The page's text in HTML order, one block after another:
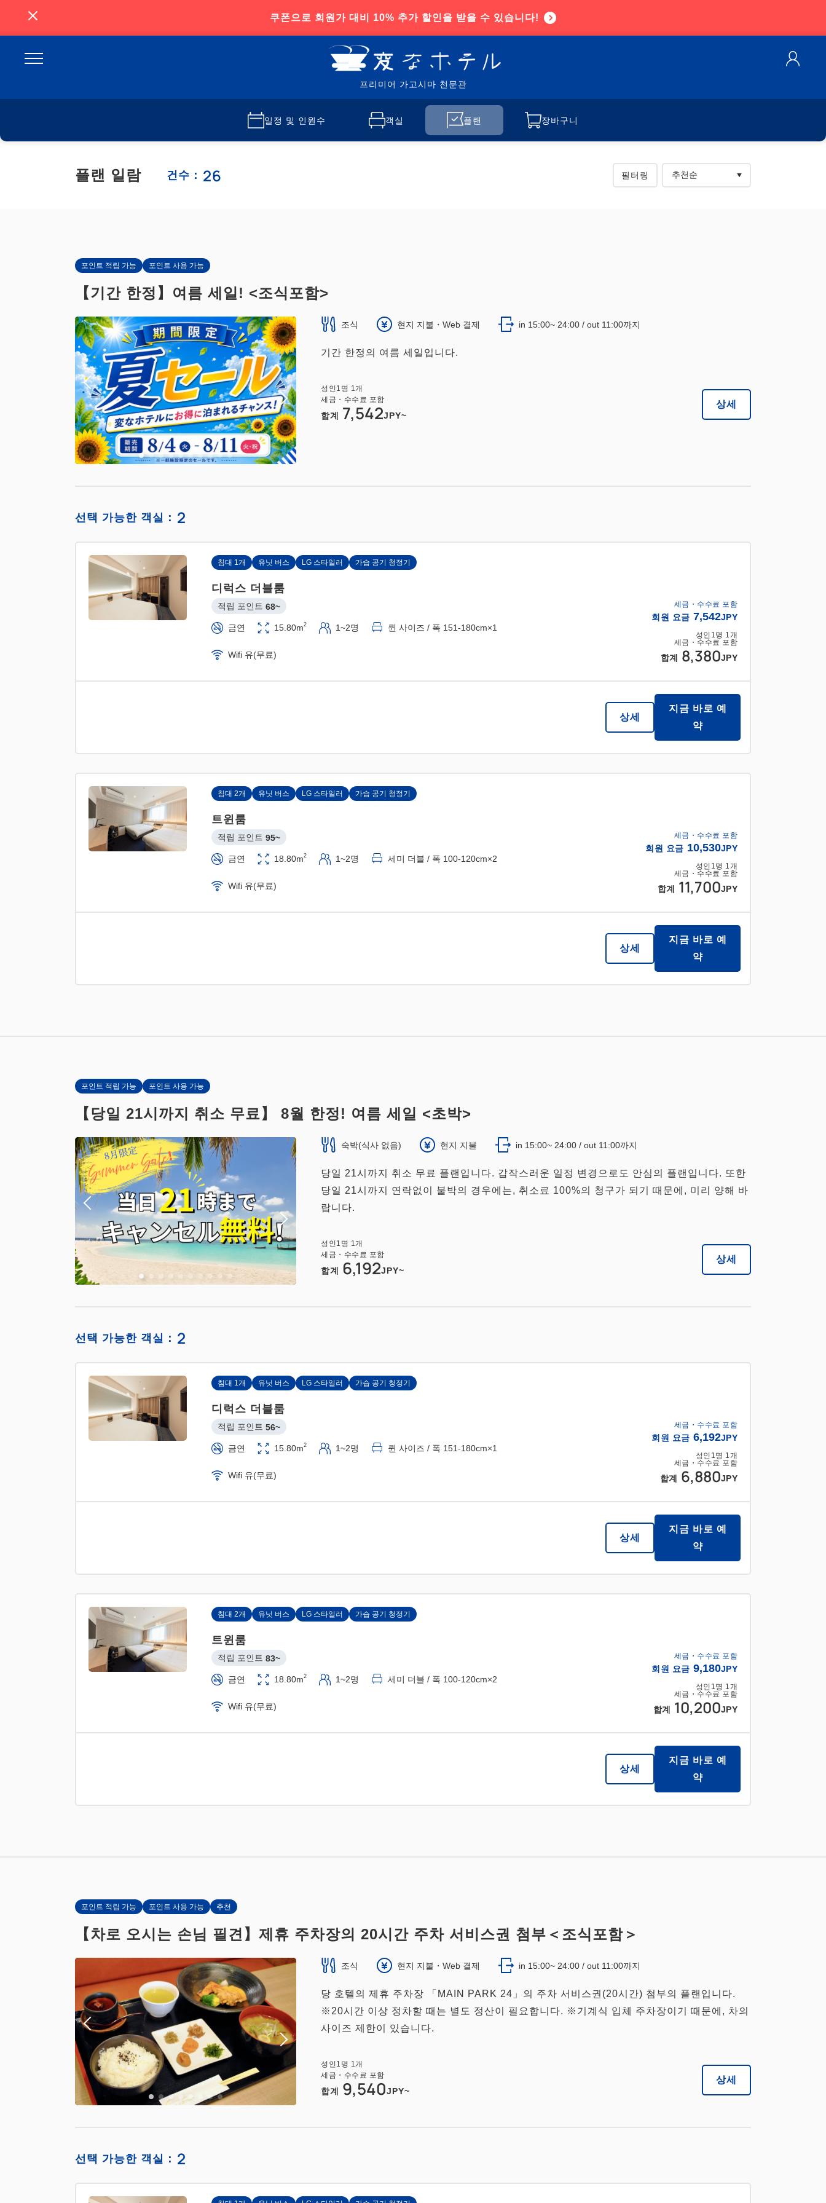
쿠폰으로 회원가 대비 10% 추가 할인을 받을 수 있습니다!
프리미어 가고시마 천문관
일정 및 인원수 객실 플랜 장바구니
플랜 일람 건수： 26 필터링
포인트 적립 가능 포인트 사용 가능
【기간 한정】여름 세일! <조식포함>
조식 현지 지불・Web 결제 in 15:00~ 24:00 / out 11:00까지
기간 한정의 여름 세일입니다.
성인 1 명 1개
세금・수수료 포함
합계 7,542JPY~
상세
선택 가능한 객실： 2
세금・수수료 포함
회원 요금 7,542JPY
성인 1명 1개
세금・수수료 포함
합계 8,380JPY
침대 1개 유닛 버스 LG 스타일러 가습 공기 청정기
디럭스 더블룸
적립 포인트 68~
금연 15.80m2 1~2명 퀸 사이즈 / 폭 151-180cm×1
Wifi 유(무료)
상세
지금 바로 예
약
세금・수수료 포함
회원 요금 10,530JPY
성인 1명 1개
세금・수수료 포함
합계 11,700JPY
침대 2개 유닛 버스 LG 스타일러 가습 공기 청정기
트윈룸
적립 포인트 95~
금연 18.80m2 1~2명 세미 더블 / 폭 100-120cm×2
Wifi 유(무료)
상세
지금 바로 예
약
포인트 적립 가능 포인트 사용 가능
【당일 21시까지 취소 무료】 8월 한정! 여름 세일 <초박>
숙박(식사 없음) 현지 지불 in 15:00~ 24:00 / out 11:00까지
당일 21시까지 취소 무료 플랜입니다. 갑작스러운 일정 변경으로도 안심의 플랜입니다. 또한
당일 21시까지 연락없이 불박의 경우에는, 취소료 100%의 청구가 되기 때문에, 미리 양해 바
랍니다.
성인 1 명 1개
세금・수수료 포함
합계 6,192JPY~
상세
선택 가능한 객실： 2
세금・수수료 포함
회원 요금 6,192JPY
성인 1명 1개
세금・수수료 포함
합계 6,880JPY
침대 1개 유닛 버스 LG 스타일러 가습 공기 청정기
디럭스 더블룸
적립 포인트 56~
금연 15.80m2 1~2명 퀸 사이즈 / 폭 151-180cm×1
Wifi 유(무료)
상세
지금 바로 예
약
세금・수수료 포함
회원 요금 9,180JPY
성인 1명 1개
세금・수수료 포함
합계 10,200JPY
침대 2개 유닛 버스 LG 스타일러 가습 공기 청정기
트윈룸
적립 포인트 83~
금연 18.80m2 1~2명 세미 더블 / 폭 100-120cm×2
Wifi 유(무료)
상세
지금 바로 예
약
포인트 적립 가능 포인트 사용 가능 추천
【차로 오시는 손님 필견】제휴 주차장의 20시간 주차 서비스권 첨부＜조식포함＞
조식 현지 지불・Web 결제 in 15:00~ 24:00 / out 11:00까지
당 호텔의 제휴 주차장 「MAIN PARK 24」의 주차 서비스권(20시간) 첨부의 플랜입니다.
※20시간 이상 정차할 때는 별도 정산이 필요합니다. ※기계식 입체 주차장이기 때문에, 차의
사이즈 제한이 있습니다.
성인 1 명 1개
세금・수수료 포함
합계 9,540JPY~
상세
선택 가능한 객실： 2